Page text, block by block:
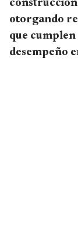
construcción
otorgando
que cumplen
desempeño